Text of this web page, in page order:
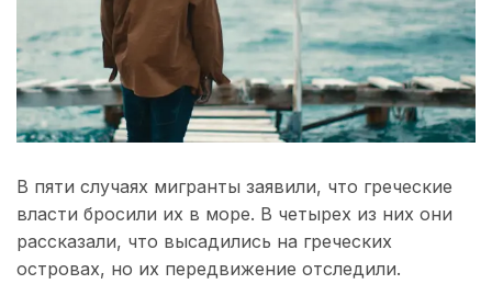
В пяти случаях мигранты заявили, что греческие
власти бросили их в море. В четырех из них они
рассказали, что высадились на греческих
островах, но их передвижение отследили.